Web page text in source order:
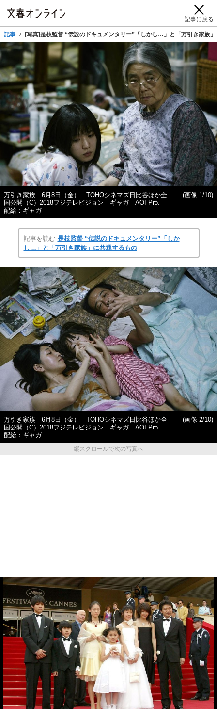
記事に戻る
記事 [写真]是枝監督 “伝説のドキュメンタリー”「しかし…」と「万引き家族
万引き家族 6月8日（金） TOHOシネマズ日比谷ほか全
国公開（C）2018フジテレビジョン ギャガ AOI Pro.
配給：ギャガ
(画像 1/10)
記事を読む 是枝監督 “伝説のドキュメンタリー”「しか
し…」と「万引き家族」に共通するもの
万引き家族 6月8日（金） TOHOシネマズ日比谷ほか全
国公開（C）2018フジテレビジョン ギャガ AOI Pro.
配給：ギャガ
(画像 2/10)
縦スクロールで次の写真へ